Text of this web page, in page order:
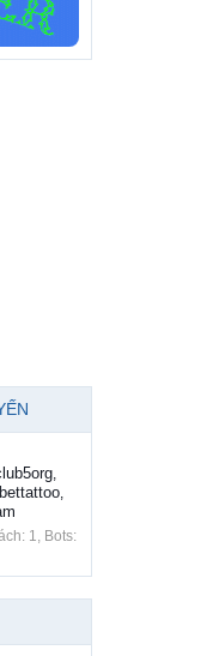
1, Bots: